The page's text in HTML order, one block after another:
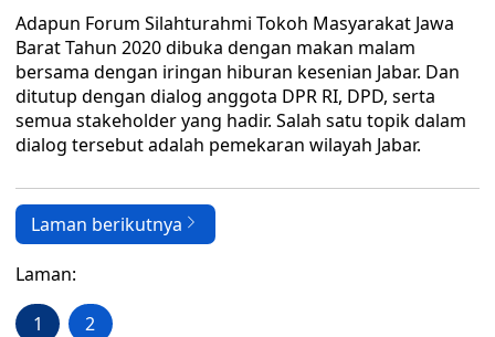
Adapun Forum Silahturahmi Tokoh Masyarakat Jawa
Barat Tahun 2020 dibuka dengan makan malam
bersama dengan iringan hiburan kesenian Jabar. Dan
ditutup dengan dialog anggota DPR RI, DPD, serta
semua stakeholder yang hadir. Salah satu topik dalam
dialog tersebut adalah pemekaran wilayah Jabar.
Laman berikutnya
Laman:
1 2